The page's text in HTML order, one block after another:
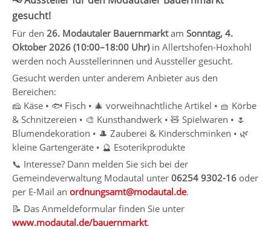
gesucht!
Für den 26. Modautaler Bauernmarktam Sonntag, 4.
Oktober 2026 (10:00–18:00 Uhr)in Allertshofen-Hoxhohl
werden noch Ausstellerinnen und Aussteller gesucht.
Gesucht werden unter anderem Anbieter aus den
Bereichen:
🧀 Käse • 🐟 Fisch • 🎄 vorweihnachtliche Artikel • 🧺 Körbe
& Schnitzereien • 🎨 Kunsthandwerk • 🧸 Spielwaren • 🌷
Blumendekoration • 🎩 Zauberei & Kinderschminken • 🌿
kleine Gartengeräte • 🔮 Esoterikprodukte
📞 Interesse? Dann melden Sie sich bei der
Gemeindeverwaltung Modautal unter 06254 9302-16 oder
per E-Mail an ordnungsamt@modautal.de.
📝 Das Anmeldeformular finden Sie unter
www.modautal.de/bauernmarkt.